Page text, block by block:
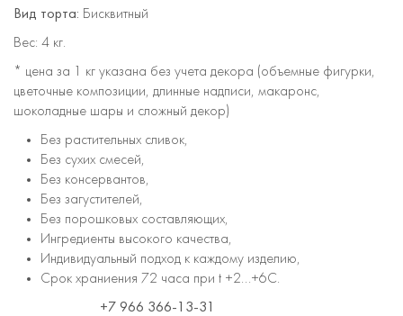
Вид торта: Бисквитный
Вес: 4 кг.
* цена за 1 кг указана без учета декора (объемные фигурки,
цветочные композиции, длинные надписи, макаронс,
шоколадные шары и сложный декор)
Без растительных сливок,
Без сухих смесей,
Без консервантов,
Без загустителей,
Без порошковых составляющих,
Ингредиенты высокого качества,
Индивидуальный подход к каждому изделию,
Срок храниения 72 часа при t +2...+6С.
+7 966 366-13-31